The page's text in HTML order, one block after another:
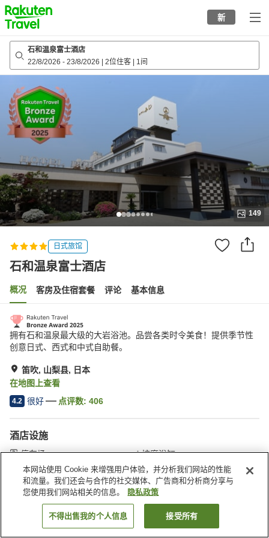
to
top
page
新
石和温泉富士酒店
22/8/2026 - 23/8/2026 2位住客 1间
149
日式旅馆
石和温泉富士酒店
概况 客房及住宿套餐 评论 基本信息
拥有石和温泉最大级的大岩浴池。品尝各类时令美食！提供季节性
创意日式、西式和中式自助餐。
笛吹, 山梨县, 日本
在地图上查看
4.2 很好 点评数: 406
酒店设施
停车场
按摩浴缸
桑拿
SPA/美容院
首页 日本 山梨县 笛吹 石和温泉富士酒店
搜索客房
本网站使用 Cookie 来增强用户体验，并分析我们网站的性能
和流量。我们还会与合作的社交媒体、广告商和分析商分享与
您使用我们网站相关的信息。
隐私政策
不得出售我的个人信息 接受所有